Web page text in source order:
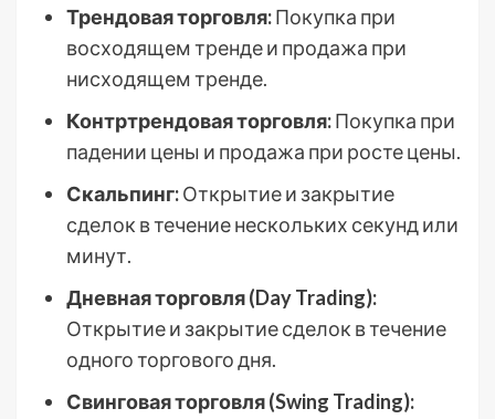
Трендовая торговля:Покупка при
восходящем тренде и продажа при
нисходящем тренде.
Контртрендовая торговля:Покупка при
падении цены и продажа при росте цены.
Скальпинг:Открытие и закрытие
сделок в течение нескольких секунд или
минут.
Дневная торговля (Day Trading):
Открытие и закрытие сделок в течение
одного торгового дня.
Свинговая торговля (Swing Trading):